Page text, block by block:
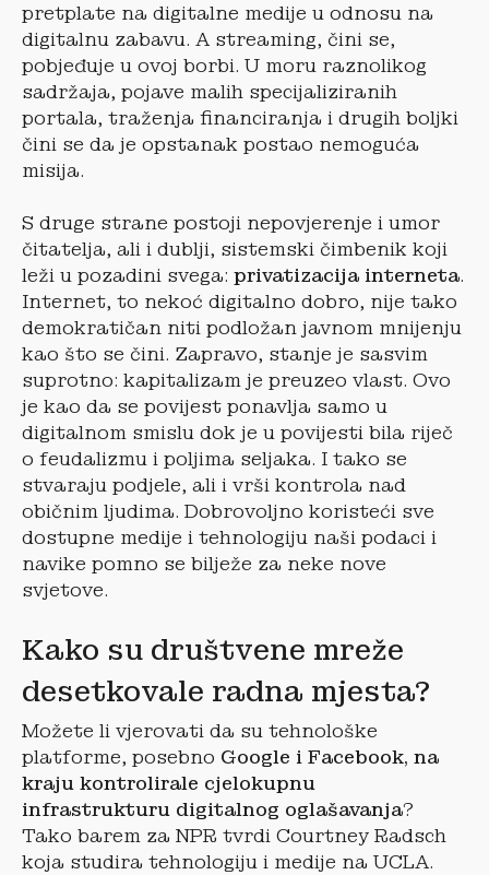
pretplate na digitalne medije u odnosu na
digitalnu zabavu. A streaming, čini se,
pobjeđuje u ovoj borbi. U moru raznolikog
sadržaja, pojave malih specijaliziranih
portala, traženja financiranja i drugih boljki
čini se da je opstanak postao nemoguća
misija.
S druge strane postoji nepovjerenje i umor
čitatelja, ali i dublji, sistemski čimbenik koji
leži u pozadini svega: privatizacija interneta.
Internet, to nekoć digitalno dobro, nije tako
demokratičan niti podložan javnom mnijenju
kao što se čini. Zapravo, stanje je sasvim
suprotno: kapitalizam je preuzeo vlast. Ovo
je kao da se povijest ponavlja samo u
digitalnom smislu dok je u povijesti bila riječ
o feudalizmu i poljima seljaka. I tako se
stvaraju podjele, ali i vrši kontrola nad
običnim ljudima. Dobrovoljno koristeći sve
dostupne medije i tehnologiju naši podaci i
navike pomno se bilježe za neke nove
svjetove.
Kako su društvene mreže
desetkovale radna mjesta?
Možete li vjerovati da su tehnološke
platforme, posebno Google i Facebook, na
kraju kontrolirale cjelokupnu
infrastrukturu digitalnog oglašavanja?
Tako barem za NPR tvrdi Courtney Radsch
koja studira tehnologiju i medije na UCLA.